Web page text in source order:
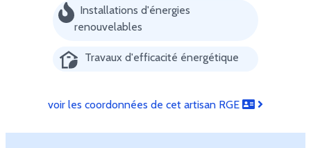
Installations d'énergies
renouvelables
Travaux d'efficacité énergétique
voir les coordonnées de cet artisan RGE